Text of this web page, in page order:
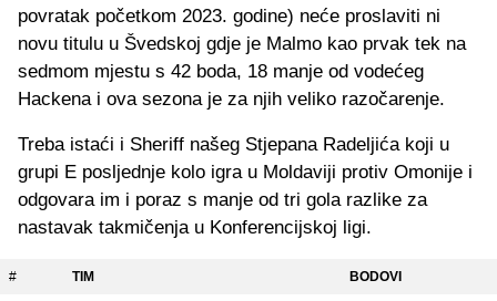
povratak početkom 2023. godine) neće proslaviti ni
novu titulu u Švedskoj gdje je Malmo kao prvak tek na
sedmom mjestu s 42 boda, 18 manje od vodećeg
Hackena i ova sezona je za njih veliko razočarenje.
Treba istaći i Sheriff našeg Stjepana Radeljića koji u
grupi E posljednje kolo igra u Moldaviji protiv Omonije i
odgovara im i poraz s manje od tri gola razlike za
nastavak takmičenja u Konferencijskoj ligi.
# TIM BODOVI